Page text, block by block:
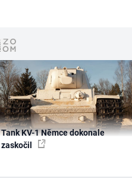
Tank KV-1 Němce dokonale
zaskočil